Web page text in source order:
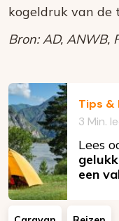
kogeldruk van de
Bron: AD, ANWB,
Tips &
3 Min.
Lees
een